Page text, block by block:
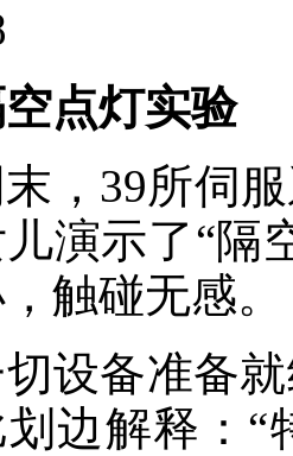
灯实验
39所伺服
演示了“
触碰无感。
备准备就
边解释：“